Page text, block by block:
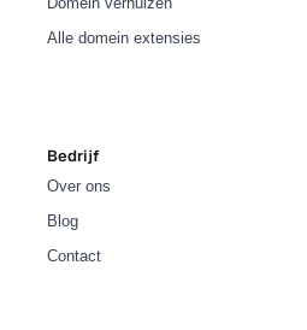
Alle domein extensies
Bedrijf
Over ons
Blog
Contact